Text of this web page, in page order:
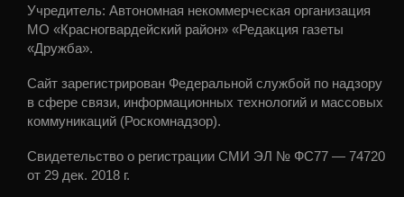
Учредитель: Автономная некоммерческая организация
МО «Красногвардейский район» «Редакция газеты
«Дружба».
Сайт зарегистрирован Федеральной службой по надзору
в сфере связи, информационных технологий и массовых
коммуникаций (Роскомнадзор).
Свидетельство о регистрации СМИ ЭЛ № ФС77 — 74720
от 29 дек. 2018 г.